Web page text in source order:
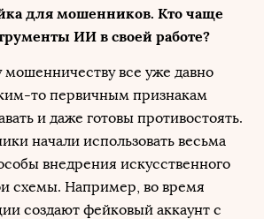
для мошенников. Кто чаще
ИИ в своей работе?
все уже давно
то первичным признакам
и даже готовы противостоять.
начали использовать весьма
внедрения искусственного
схемы. Например, во время
создают фейковый аккаунт с